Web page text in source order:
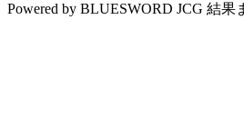
Powered by BLUESWORD JCG 結果